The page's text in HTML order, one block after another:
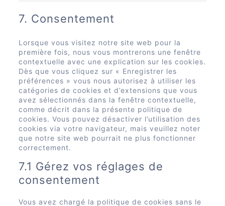
7. Consentement
Lorsque vous visitez notre site web pour la
première fois, nous vous montrerons une fenêtre
contextuelle avec une explication sur les cookies.
Dès que vous cliquez sur « Enregistrer les
préférences » vous nous autorisez à utiliser les
catégories de cookies et d’extensions que vous
avez sélectionnés dans la fenêtre contextuelle,
comme décrit dans la présente politique de
cookies. Vous pouvez désactiver l’utilisation des
cookies via votre navigateur, mais veuillez noter
que notre site web pourrait ne plus fonctionner
correctement.
7.1 Gérez vos réglages de
consentement
Vous avez chargé la politique de cookies sans le